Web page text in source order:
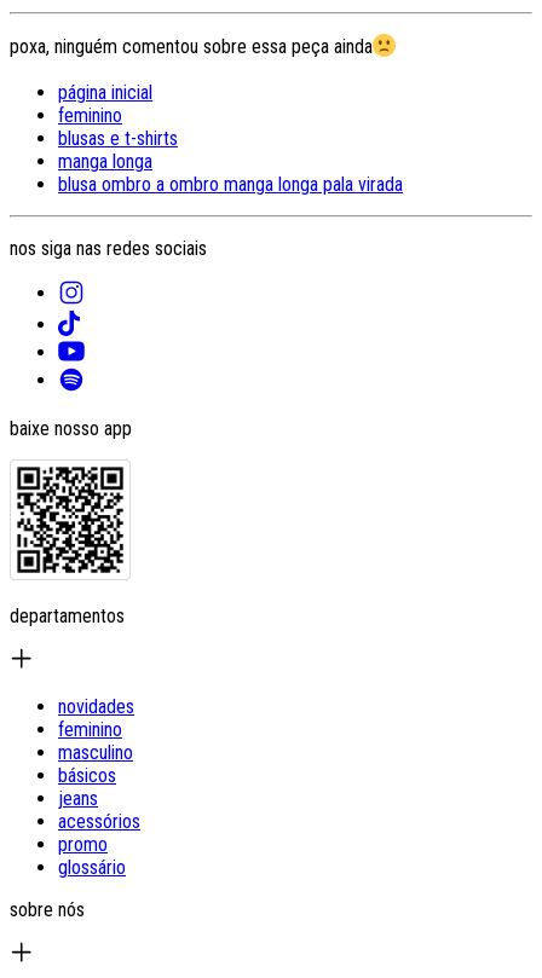
poxa, ninguém comentou sobre essa peça ainda
página inicial
feminino
blusas e t-shirts
manga longa
blusa ombro a ombro manga longa pala virada
nos siga nas redes sociais
baixe nosso app
departamentos
novidades
feminino
masculino
básicos
jeans
acessórios
promo
glossário
sobre nós